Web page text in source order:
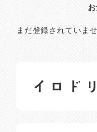
まだ登録されていませ
日常の様子など随時更新中